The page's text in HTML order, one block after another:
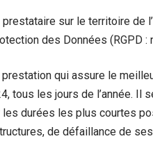
sur le territoire de
des Données (RGPD :
prestation qui assure le
tous les jours de l’année. Il
les durées les plus courtes
de défaillance de